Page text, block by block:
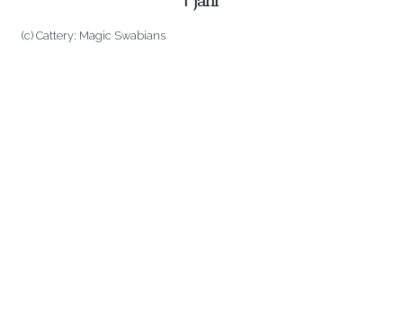
(c) Cattery: Magic Swabians